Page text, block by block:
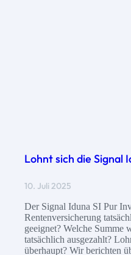
Lohnt sich die Signal
10. Juli 2025
Der Signal Iduna SI Pur
Rentenversicherung
geeignet? Welche Summe
tatsächlich ausgezahlt?
überhaupt? Wir berichten